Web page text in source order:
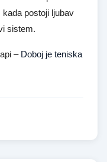
postoji ljubav
sistem.
– Doboj je teniska